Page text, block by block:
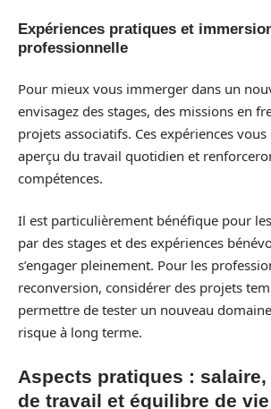
Expériences pratiques et
professionnelle
Pour mieux vous immerger dans un
envisagez des stages, des missions en
projets associatifs. Ces expériences
aperçu du travail quotidien et
compétences.
Il est particulièrement bénéfique pour
par des stages et des expériences
s’engager pleinement. Pour les
reconversion, considérer des projets
permettre de tester un nouveau
risque à long terme.
Aspects pratiques :
de travail et équilibre de vie